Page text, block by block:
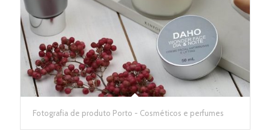
Fotografia de produto Porto - Cosméticos e perfumes